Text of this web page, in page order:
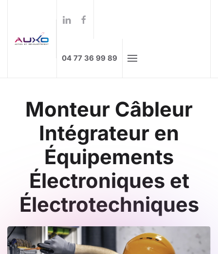
Skip to main content
04 77 36 99 89
Monteur Câbleur
Intégrateur en
Équipements
Électroniques et
Électrotechniques